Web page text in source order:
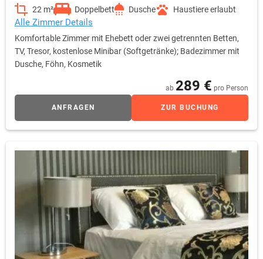
22 m² Doppelbett Dusche Haustiere erlaubt
Alle Zimmer Details
Komfortable Zimmer mit Ehebett oder zwei getrennten Betten,
TV, Tresor, kostenlose Minibar (Softgetränke); Badezimmer mit
Dusche, Föhn, Kosmetik
ab 289 € pro Person
ANFRAGEN ZUR BUCHUNG